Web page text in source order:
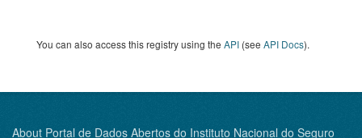
You can also access this registry using the API (see API Docs).
About Portal de Dados Abertos do Instituto Nacional do Seguro